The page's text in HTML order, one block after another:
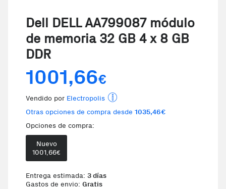
Dell DELL AA799087 módulo
de memoria 32 GB 4 x 8 GB
DDR
1001,66€
Vendido por Electropolis
Otras opciones de compra desde 1035,46€
Opciones de compra:
Nuevo
1001,66€
Entrega estimada: 3 días
Gastos de envio: Gratis